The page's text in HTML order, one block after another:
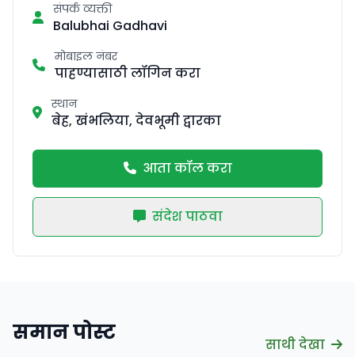
संपर्क व्यक्ती
Balubhai Gadhavi
मोबाइल नंबर
पाहण्यासाठी लॉगिन करा
स्थान
बेह, खंभलिया, देवभूमी द्वारका
आता कॉल करा
संदेश पाठवा
समान पोस्ट साथी देखा